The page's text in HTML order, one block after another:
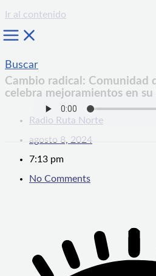
Ir al contenido
Buscar
Cambio radical: Comunidad
celebra mejoramientos en su
Radio Ruta Norte
agosto 8, 2024
7:13 pm
No Comments